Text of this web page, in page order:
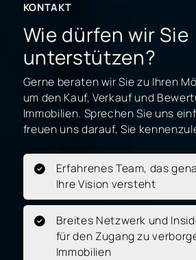
KONTAKT
Wie dürfen wir Sie
unterstützen?
Gerne beraten wir Sie zu Ihren
um den Kauf, Verkauf und
Immobilien. Sprechen Sie uns
freuen uns darauf, Sie
Erfahrenes Team, das
Ihre Vision versteht
Breites Netzwerk und
für den Zugang zu
Immobilien